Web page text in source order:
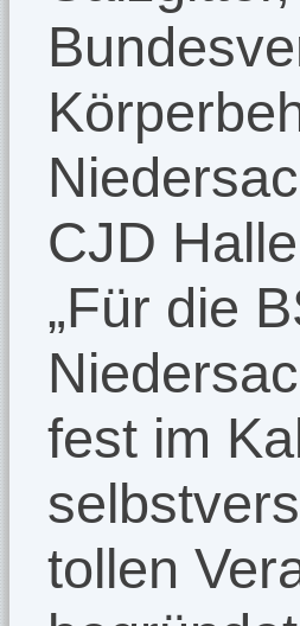
CJD
„Für die
fest im
tollen